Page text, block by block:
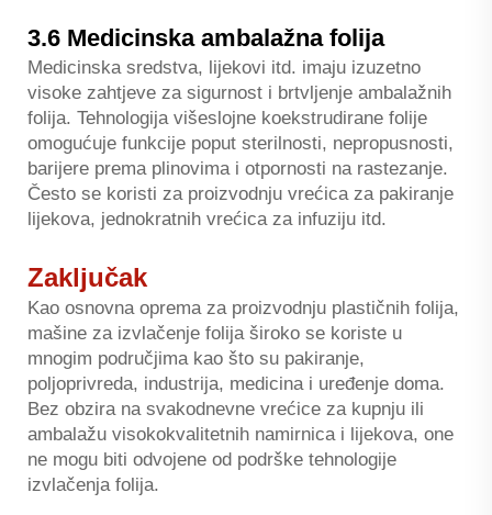
3.6 Medicinska ambalažna folija
Medicinska sredstva, lijekovi itd. imaju izuzetno
visoke zahtjeve za sigurnost i brtvljenje ambalažnih
folija. Tehnologija višeslojne koekstrudirane folije
omogućuje funkcije poput sterilnosti, nepropusnosti,
barijere prema plinovima i otpornosti na rastezanje.
Često se koristi za proizvodnju vrećica za pakiranje
lijekova, jednokratnih vrećica za infuziju itd.
Zaključak
Kao osnovna oprema za proizvodnju plastičnih folija,
mašine za izvlačenje folija široko se koriste u
mnogim područjima kao što su pakiranje,
poljoprivreda, industrija, medicina i uređenje doma.
Bez obzira na svakodnevne vrećice za kupnju ili
ambalažu visokokvalitetnih namirnica i lijekova, one
ne mogu biti odvojene od podrške tehnologije
izvlačenja folija.